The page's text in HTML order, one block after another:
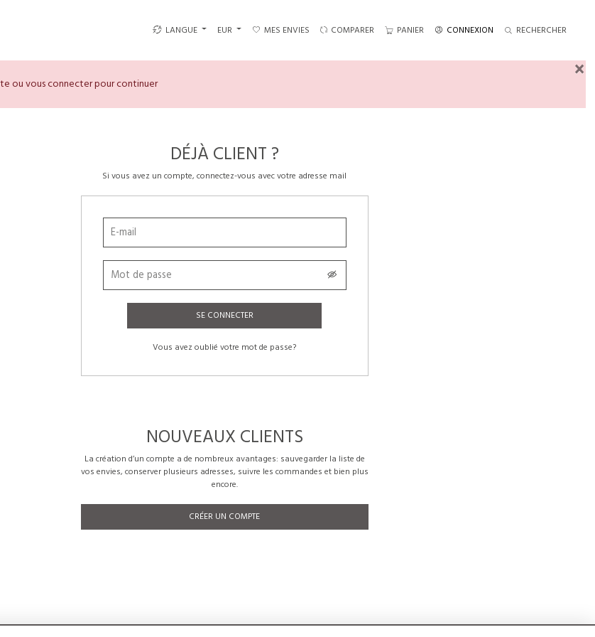
LANGUE EUR MES ENVIES COMPARER PANIER CONNEXION RECHERCHER
ou vous connecter pour continuer
×
DÉJÀ CLIENT ?
Si vous avez un compte, connectez-vous avec votre adresse mail
SE CONNECTER
Vous avez oublié votre mot de passe?
NOUVEAUX CLIENTS
La création d’un compte a de nombreux avantages: sauvegarder la liste de
vos envies, conserver plusieurs adresses, suivre les commandes et bien plus
encore.
CRÉER UN COMPTE